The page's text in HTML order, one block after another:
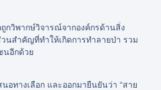
กวิพากษ์วิจารณ์จากองค์กรด้านสิ่ง
นสำคัญที่ทำให้เกิดการทำลายป่า รวม
นอีกด้วย
อทางเลือก และออกมายืนยันว่า “สาย